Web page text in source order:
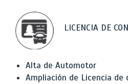
LICENCIA DE
Alta de Automotor
Ampliación de Licencia de